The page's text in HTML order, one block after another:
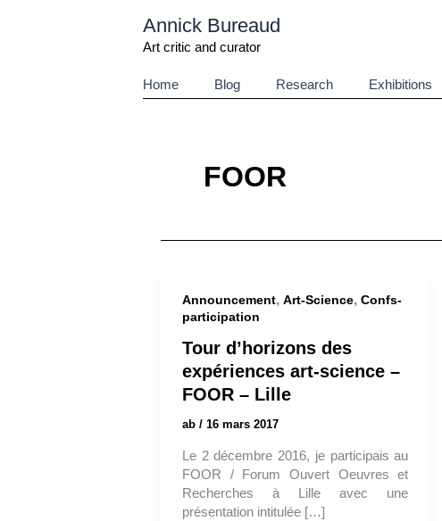
Annick Bureaud
Art critic and curator
Home Blog Research Exhibitions
FOOR
Announcement, Art-Science, Confs-
participation
Tour d’horizons des
expériences art-science –
FOOR – Lille
ab / 16 mars 2017
Le 2 décembre 2016, je participais au
FOOR / Forum Ouvert Oeuvres et
Recherches à Lille avec une
présentation intitulée […]